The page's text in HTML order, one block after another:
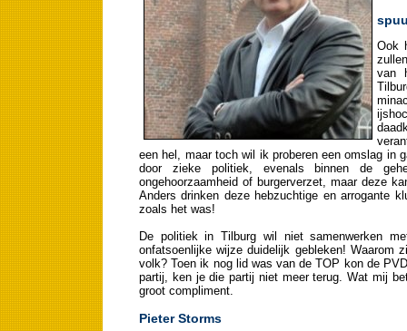
Ook
van
een hel, maar toch wil ik proberen een omslag in
door zieke politiek, evenals binnen de
ongehoorzaamheid of burgerverzet, maar deze
Anders drinken deze hebzuchtige en arrogante
zoals het was!
De politiek in Tilburg wil niet samenwerken
onfatsoenlijke wijze duidelijk gebleken! Waarom
volk? Toen ik nog lid was van de TOP kon de
partij, ken je die partij niet meer terug. Wat mij
groot compliment.
Pieter Storms